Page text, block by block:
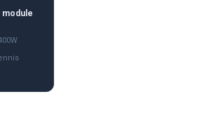
module